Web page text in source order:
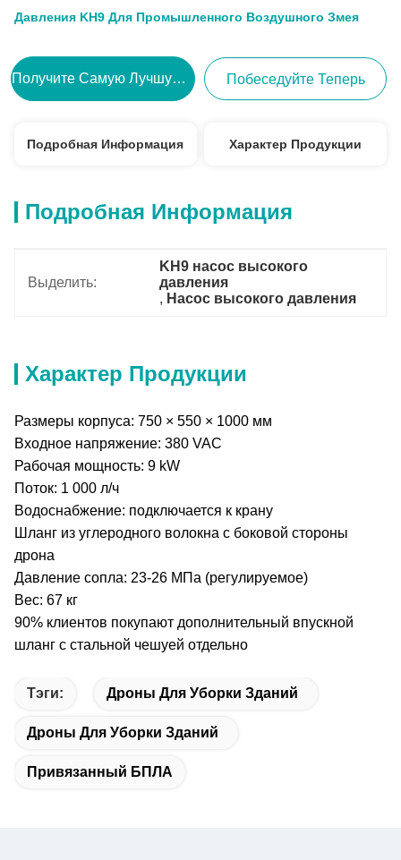
Давления KH9 Для Промышленного Воздушного Змея
Получите Самую Лучшую Цену Побеседуйте Теперь
Подробная Информация Характер Продукции
Подробная Информация
Выделить:
KH9 насос высокого
давления
, Насос высокого давления
Характер Продукции
Размеры корпуса: 750 × 550 × 1000 мм
Входное напряжение: 380 VAC
Рабочая мощность: 9 kW
Поток: 1 000 л/ч
Водоснабжение: подключается к крану
Шланг из углеродного волокна с боковой стороны
дрона
Давление сопла: 23-26 МПа (регулируемое)
Вес: 67 кг
90% клиентов покупают дополнительный впускной
шланг с стальной чешуей отдельно
Тэги: Дроны Для Уборки Зданий
Дроны Для Уборки Зданий
Привязанный БПЛА